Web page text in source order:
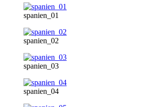
spanien_01
spanien_02
spanien_03
spanien_04